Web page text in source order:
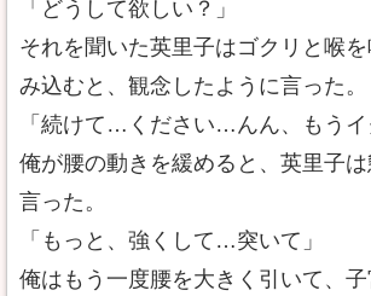
「どうして欲しい？」
それを聞いた英里子はゴクリと喉
み込むと、観念したように言った。
「続けて…ください…んん、もうイ
俺が腰の動きを緩めると、英里子
言った。
「もっと、強くして…突いて」
俺はもう一度腰を大きく引いて、